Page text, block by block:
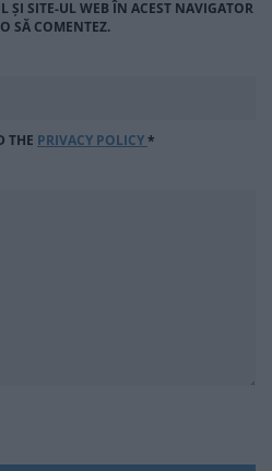
ȘI SITE-UL WEB ÎN ACEST NAVIGATOR
SĂ COMENTEZ.
THE PRIVACY POLICY*